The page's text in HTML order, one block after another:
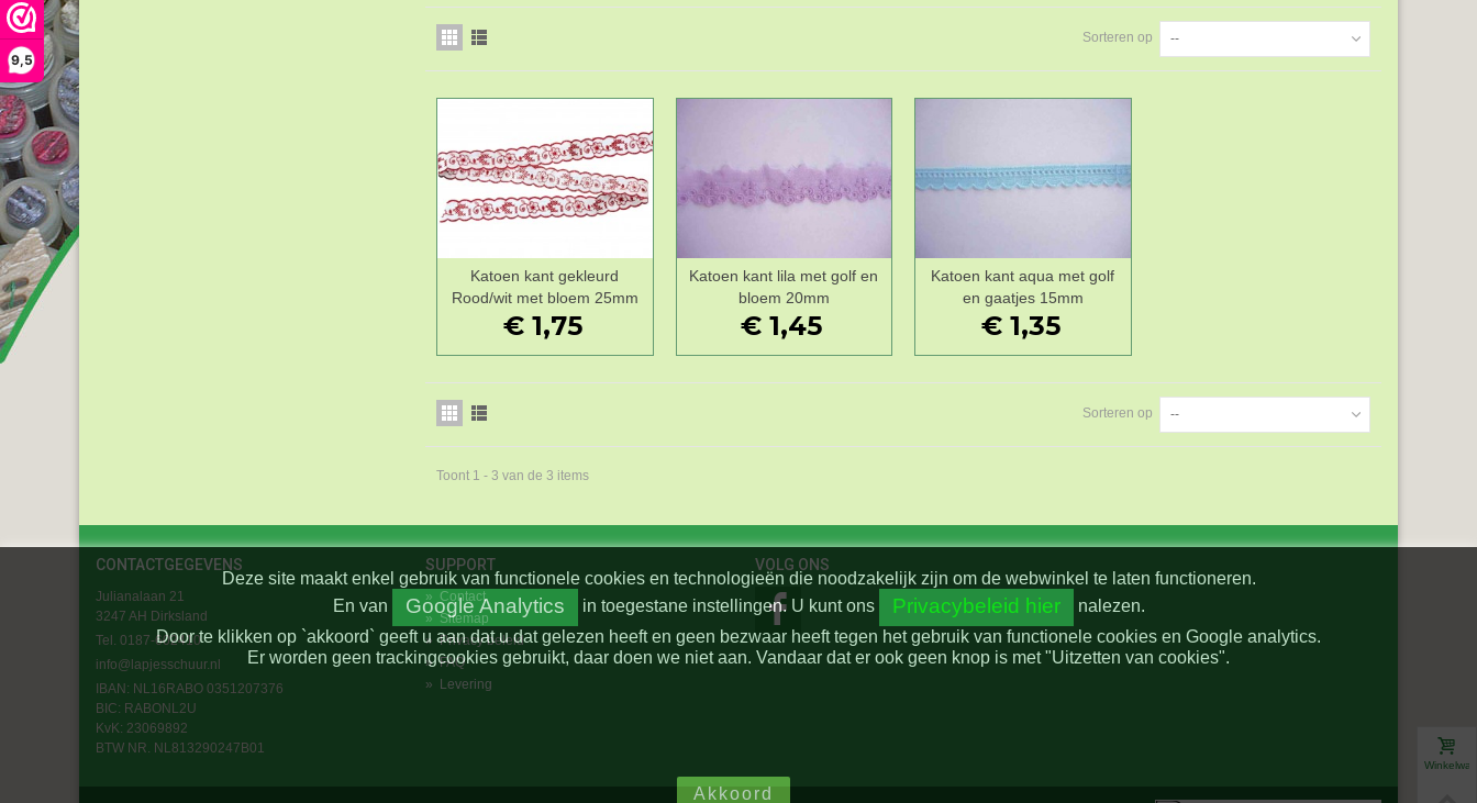
9,5
Sorteren op --
Wenslijst
Katoen kant gekleurd
Rood/wit met bloem 25mm
€ 1,75
Wenslijst
Katoen kant lila met golf en
bloem 20mm
€ 1,45
Wenslijst
Katoen kant aqua met golf
en gaatjes 15mm
€ 1,35
Sorteren op --
Toont 1 - 3 van de 3 items
CONTACTGEGEVENS
Julianalaan 21
3247 AH Dirksland
Tel. 0187-602410
info@lapjesschuur.nl
IBAN: NL16RABO 0351207376
BIC: RABONL2U
KvK: 23069892
BTW NR. NL813290247B01
SUPPORT
» Contact
»Sitemap
»Privacy beleid
»FAQ
» Levering
VOLG ONS
Deze site maakt enkel gebruik van functionele cookies en technologieën die noodzakelijk zijn om de webwinkel te laten functioneren.
En van Google Analytics in toegestane instellingen. U kunt ons Privacybeleid hier
nalezen.
Door te klikken op `akkoord` geeft u aan dat u dat gelezen heeft en geen bezwaar heeft tegen het gebruik van functionele cookies en Google analytics.
Er worden geen trackingcookies gebruikt, daar doen we niet aan. Vandaar dat er ook geen knop is met "Uitzetten van cookies".
Akkoord